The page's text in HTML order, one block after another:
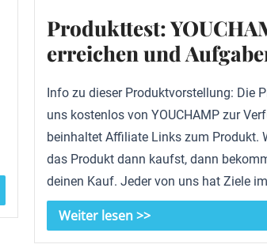
Produkttest:
erreichen und
Info zu dieser Produktvorstellung: Die
uns kostenlos von YOUCHAMP zur
beinhaltet Affiliate Links zum Produkt.
das Produkt dann kaufst, dann
deinen Kauf. Jeder von uns hat Ziele
Weiter lesen >>